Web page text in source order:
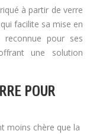
à partir de verre
facilite sa mise en
pour ses
une solution
POUR
moins chère que la